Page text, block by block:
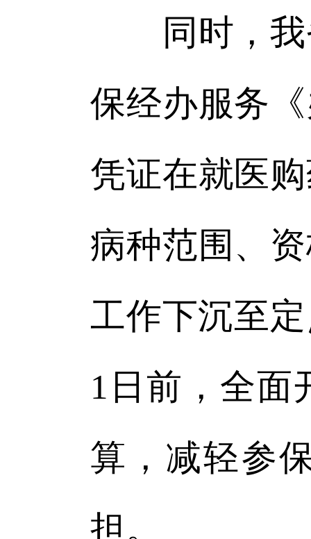
同时，我
保经办服务
凭证在就医
病种范围、
工作下沉至
1日前，全面
算，减轻参
担。